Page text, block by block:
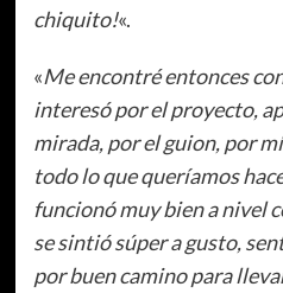
chiquito!«.
«Me encontré entonces
interesó por el proyecto,
mirada, por el guion, por
todo lo que queríamos
funcionó muy bien a nivel
se sintió súper a gusto,
por buen camino para